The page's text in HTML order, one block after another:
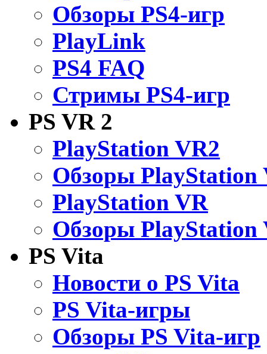
Обзоры PS4-игр
PlayLink
PS4 FAQ
Стримы PS4-игр
PS VR 2
PlayStation VR2
Обзоры PlayStation
PlayStation VR
Обзоры PlayStation
PS Vita
Новости о PS Vita
PS Vita-игры
Обзоры PS Vita-игр